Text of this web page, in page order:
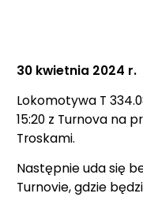
30 kwietnia 2024 r.
Lokomotywa T
15:20 z Turnova na
Troskami.
Następnie uda się
Turnovie, gdzie